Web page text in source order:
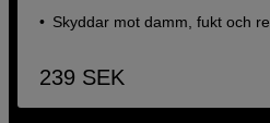
Skyddar mot damm, fukt och
239 SEK